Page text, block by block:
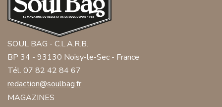
SOUL BAG - C.L.A.R.B.
BP 34 - 93130 Noisy-le-Sec - France
Tél. 07 82 42 84 67
redaction@soulbag.fr
MAGAZINES